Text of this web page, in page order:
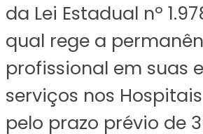
da Lei Estadual nº
qual rege a
profissional em suas
serviços nos
pelo prazo prévio de